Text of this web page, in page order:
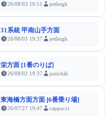
26/08/03 19:51 jettleigh
31系統 甲南山手方面
26/08/03 19:37 jettleigh
栄方面 [1番のりば]
26/08/02 19:37 junichih
東海橋方面方面 [6番乗り場]
26/07/27 19:47 cappucci